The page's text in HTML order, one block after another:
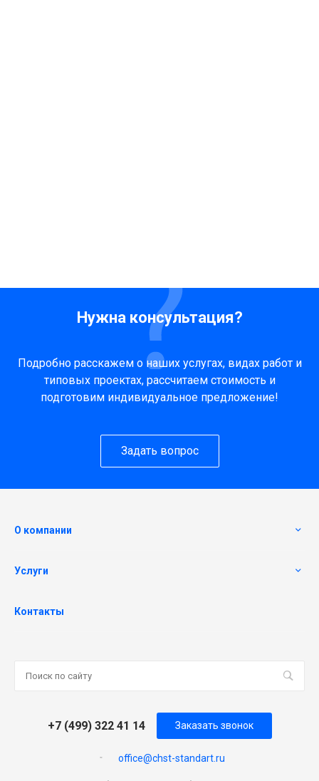
Нужна консультация?
Подробно расскажем о наших услугах, видах работ и
типовых проектах, рассчитаем стоимость и
подготовим индивидуальное предложение!
Задать вопрос
О компании
Услуги
Контакты
+7 (499) 322 41 14
office@chst-standart.ru
Заказать звонок